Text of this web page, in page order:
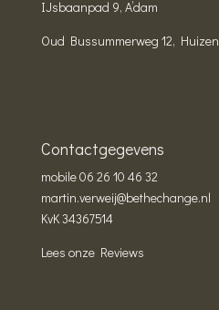
IJsbaanpad 9, A’dam
Oud Bussummerweg 12, Huizen
Contactgegevens
mobile06 26 10 46 32
martin.verweij@bethechange.nl
KvK 34367514
Lees onze Reviews